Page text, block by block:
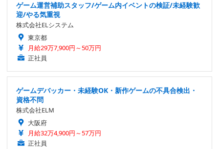
ゲーム運営補助スタッフ/ゲーム内イベントの検証/未経験歓
迎/やる気重視
株式会社ELシステム
東京都
月給29万7,900円～50万円
正社員
ゲームデバッカー・未経験OK・新作ゲームの不具合検出・
資格不問
株式会社ELM
大阪府
月給32万4,900円～57万円
正社員